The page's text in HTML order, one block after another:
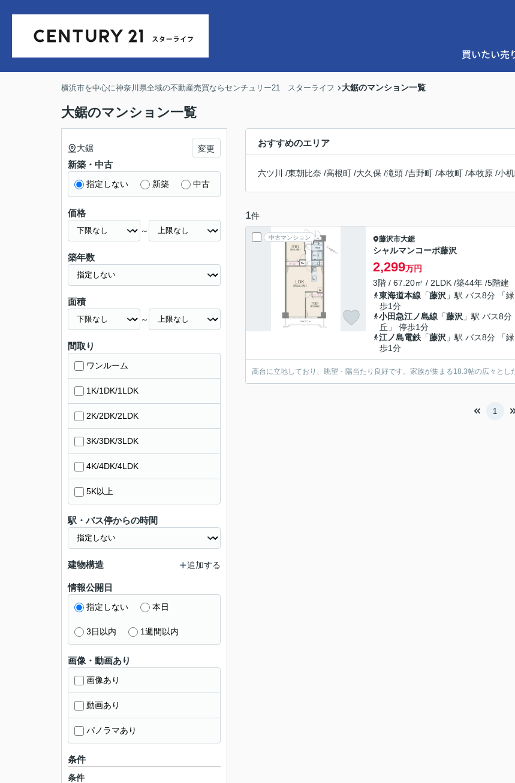
買いたい売
横浜市を中心に神奈川県全域の不動産売買ならセンチュリー21 スターライフ 大鋸のマンション一覧
大鋸のマンション一覧
おすすめのエリア
六ツ川 /東朝比奈 /高根町 /大久保 /滝頭 /吉野町 /本牧町 /本牧原 /小
1件
中古マンション 藤沢市大鋸
シャルマンコーポ藤沢
2,299万円
3階 / 67.20㎡ / 2LDK /築44年 /5階建
東海道本線 「藤沢 」駅 バス8分 「
歩1分
小田急江ノ島線 「藤沢 」駅 バス8分
丘」 停歩1分
江ノ島電鉄 「藤沢 」駅 バス8分 「
歩1分
高台に立地しており、眺望・陽当たり良好です。家族が集まる18.3帖の広々とし
1
大鋸 変更
新築・中古
指定しない 新築 中古
価格
～
築年数
面積
～
間取り
ワンルーム
1K/1DK/1LDK
2K/2DK/2LDK
3K/3DK/3LDK
4K/4DK/4LDK
5K以上
駅・バス停からの時間
建物構造 追加する
情報公開日
指定しない 本日
3日以内 1週間以内
画像・動画あり
画像あり
動画あり
パノラマあり
条件
条件